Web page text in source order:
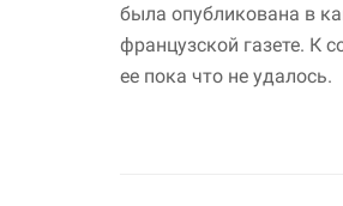
была опубликована в
французской газете. К
ее пока что не удалось.